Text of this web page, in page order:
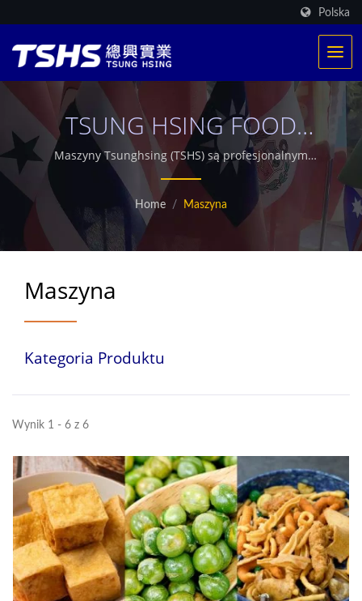
Polska
TSUNG HSING FOOD
MACHINERY CO., LTD.
Maszyny Tsunghsing (TSHS) są profesjonalnym
producentem ciągłych maszyn do smażenia oraz
systemów suszenia żywności.
Home / Maszyna
Maszyna
Kategoria Produktu
Wynik 1 - 6 z 6